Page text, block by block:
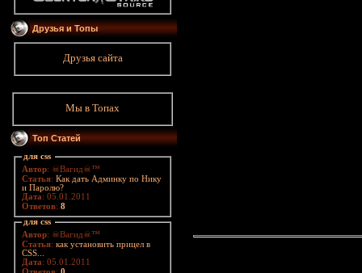
Друзья и Топы
Друзья сайта
Мы в Топах
Топ Статей
для css
Автор: ☠Вагид☠™
Статья: Как дать Админку по Нику
и Паролю?
Дата: 05.01.2011
Ответов: 8
для css
Автор: ☠Вагид☠™
Статья: как установить прицел в
CSS...
Дата: 05.01.2011